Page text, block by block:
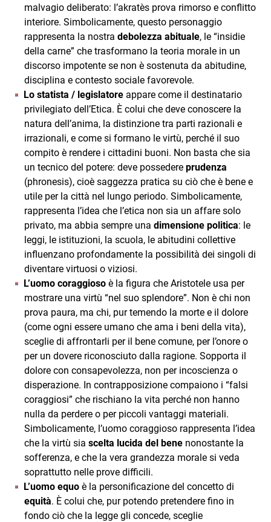
malvagio deliberato: l’akratès prova rimorso e conflitto
interiore. Simbolicamente, questo personaggio
rappresenta la nostra debolezza abituale, le “insidie
della carne” che trasformano la teoria morale in un
discorso impotente se non è sostenuta da abitudine,
disciplina e contesto sociale favorevole.
Lo statista / legislatore appare come il destinatario
privilegiato dell’Etica. È colui che deve conoscere la
natura dell’anima, la distinzione tra parti razionali e
irrazionali, e come si formano le virtù, perché il suo
compito è rendere i cittadini buoni. Non basta che sia
un tecnico del potere: deve possedere prudenza
(phronesis), cioè saggezza pratica su ciò che è bene e
utile per la città nel lungo periodo. Simbolicamente,
rappresenta l’idea che l’etica non sia un affare solo
privato, ma abbia sempre una dimensione politica: le
leggi, le istituzioni, la scuola, le abitudini collettive
influenzano profondamente la possibilità dei singoli di
diventare virtuosi o viziosi.
L’uomo coraggioso è la figura che Aristotele usa per
mostrare una virtù “nel suo splendore”. Non è chi non
prova paura, ma chi, pur temendo la morte e il dolore
(come ogni essere umano che ama i beni della vita),
sceglie di affrontarli per il bene comune, per l’onore o
per un dovere riconosciuto dalla ragione. Sopporta il
dolore con consapevolezza, non per incoscienza o
disperazione. In contrapposizione compaiono i “falsi
coraggiosi” che rischiano la vita perché non hanno
nulla da perdere o per piccoli vantaggi materiali.
Simbolicamente, l’uomo coraggioso rappresenta l’idea
che la virtù sia scelta lucida del bene nonostante la
sofferenza, e che la vera grandezza morale si veda
soprattutto nelle prove difficili.
L’uomo equo è la personificazione del concetto di
equità. È colui che, pur potendo pretendere fino in
fondo ciò che la legge gli concede, sceglie